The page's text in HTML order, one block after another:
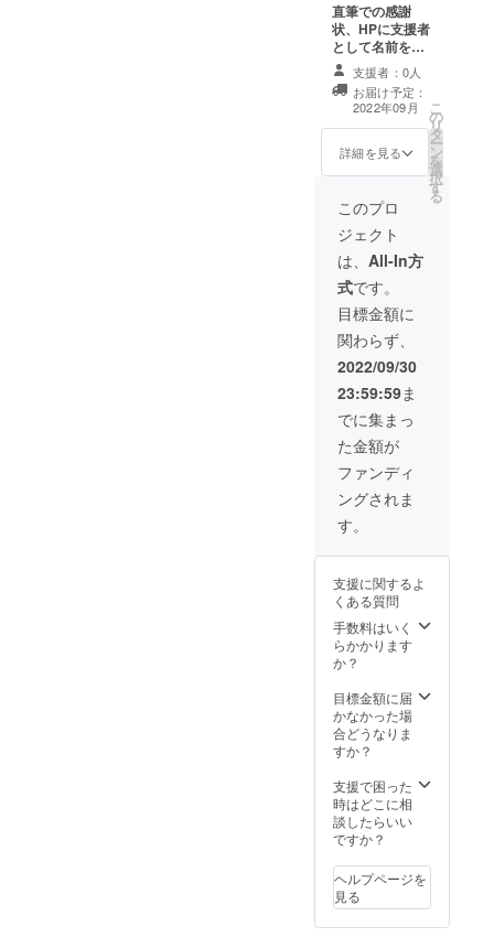
直筆での感謝
状、HPに支援者
として名前を掲
載(掲載を希望し
ない場合はお申
し付けくださ
い)、メールによ
る毎月の活動報
告 ※期間：サー
支援者：0人
お届け予定：
2022年09月
詳細を見る
こ
の
リ
タ
ー
ン
を
選
択
す
る
このプロ
ジェクト
は、 All-In方
式です。
目標金額に
関わらず、
2022/09/30
23:59:59ま
でに集まっ
た金額が
ファンディ
ングされま
す。
支援に関するよ
くある質問
手数料はいく
らかかります
か？
目標金額に届
かなかった場
合どうなりま
すか？
支援で困った
時はどこに相
談したらいい
ですか？
ヘルプページを
見る